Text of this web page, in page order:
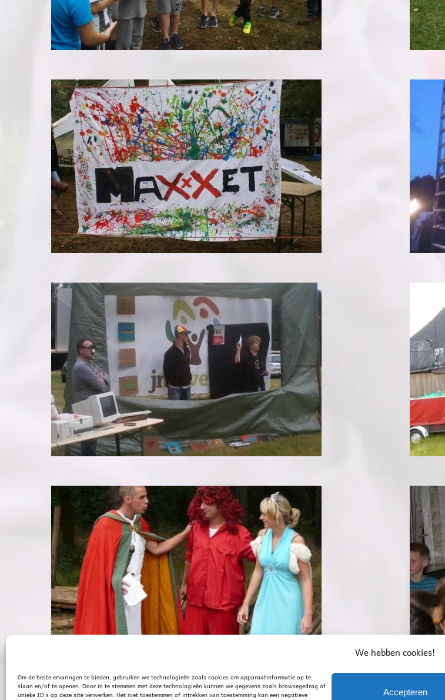
We hebben cookies!
Om de beste ervaringen te bieden, gebruiken we technologieën zoals cookies om apparaatinformatie op te
slaan en/of te openen. Door in te stemmen met deze technologieën kunnen we gegevens zoals browsegedrag of
unieke ID's op deze site verwerken. Het niet toestemmen of intrekken van toestemming kan een negatieve
Accepteren
Kampweek 2014 Soerendonk
Kampweken
Kampweek 2012 Meijel
Kampweken
Kampweek 2010 Posterholt
Kampweken